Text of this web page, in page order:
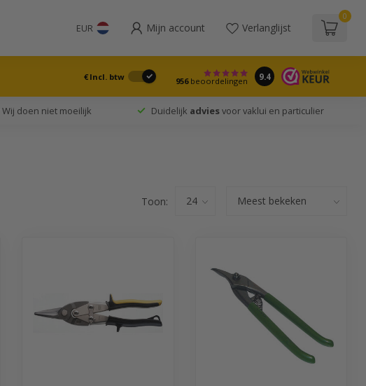
EUR Mijn account Verlanglijst
0
€ Incl. btw 956beoordelingen 9.4
Wij doen niet moeilijk Duidelijk adviesvoor vaklui en particulier
Toon: